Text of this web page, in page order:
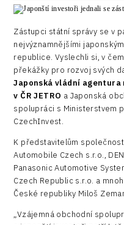
Zástupci státní správy se v
nejvýznamnějšími
republice. Vyslechli si, v
překážky pro rozvoj svých
Japonská vládní
v ČR JETRO a Japonská
spolupráci s Ministerstvem
CzechInvest.
K představitelům
Automobile Czech s.r.o.,
Panasonic Automotive
Czech Republic s.r.o. a
České republiky Miloš
„Vzájemná obchodní